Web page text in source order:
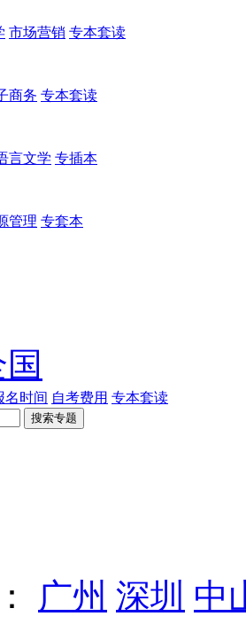
市场营销 专本套读
商务 专本套读
言文学 专插本
管理 专套本
名时间 自考费用 专本套读
广州 深圳 中